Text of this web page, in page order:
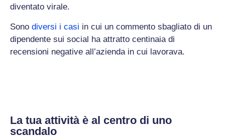
diventato virale.
Sono diversi i casi in cui un commento sbagliato di un
dipendente sui social ha attratto centinaia di
recensioni negative all’azienda in cui lavorava.
La tua attività è al centro di uno
scandalo